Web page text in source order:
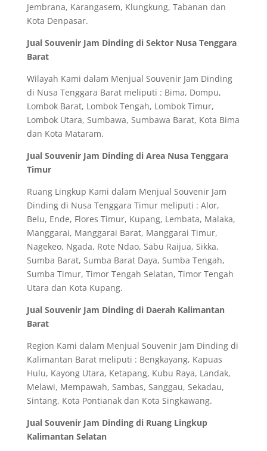
Jembrana, Karangasem, Klungkung, Tabanan dan
Kota Denpasar.
Jual Souvenir Jam Dinding di Sektor Nusa Tenggara
Barat
Wilayah Kami dalam Menjual Souvenir Jam Dinding
di Nusa Tenggara Barat meliputi : Bima, Dompu,
Lombok Barat, Lombok Tengah, Lombok Timur,
Lombok Utara, Sumbawa, Sumbawa Barat, Kota Bima
dan Kota Mataram.
Jual Souvenir Jam Dinding di Area Nusa Tenggara
Timur
Ruang Lingkup Kami dalam Menjual Souvenir Jam
Dinding di Nusa Tenggara Timur meliputi : Alor,
Belu, Ende, Flores Timur, Kupang, Lembata, Malaka,
Manggarai, Manggarai Barat, Manggarai Timur,
Nagekeo, Ngada, Rote Ndao, Sabu Raijua, Sikka,
Sumba Barat, Sumba Barat Daya, Sumba Tengah,
Sumba Timur, Timor Tengah Selatan, Timor Tengah
Utara dan Kota Kupang.
Jual Souvenir Jam Dinding di Daerah Kalimantan
Barat
Region Kami dalam Menjual Souvenir Jam Dinding di
Kalimantan Barat meliputi : Bengkayang, Kapuas
Hulu, Kayong Utara, Ketapang, Kubu Raya, Landak,
Melawi, Mempawah, Sambas, Sanggau, Sekadau,
Sintang, Kota Pontianak dan Kota Singkawang.
Jual Souvenir Jam Dinding di Ruang Lingkup
Kalimantan Selatan